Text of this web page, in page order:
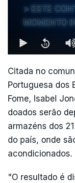
ESTE
MOMENTO
Citada no
Portuguesa dos
Fome, Isabel
doados serão
armazéns dos
do país, onde
acondicionados.
"O resultado é